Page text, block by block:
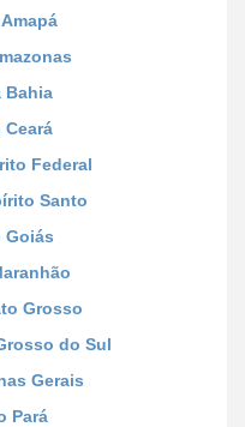
Bahia
Federal
Santo
Goiás
Grosso
do Sul
Gerais
Pará